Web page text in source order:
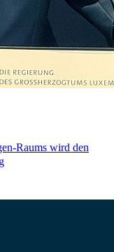
Raums wird den